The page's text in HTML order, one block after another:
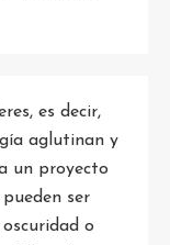
es decir,
aglutinan y
un proyecto
ser
o